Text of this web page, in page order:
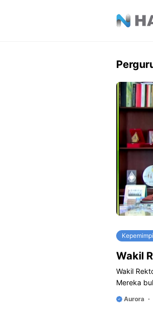
Wakil
Wakil
Mereka
Aurora